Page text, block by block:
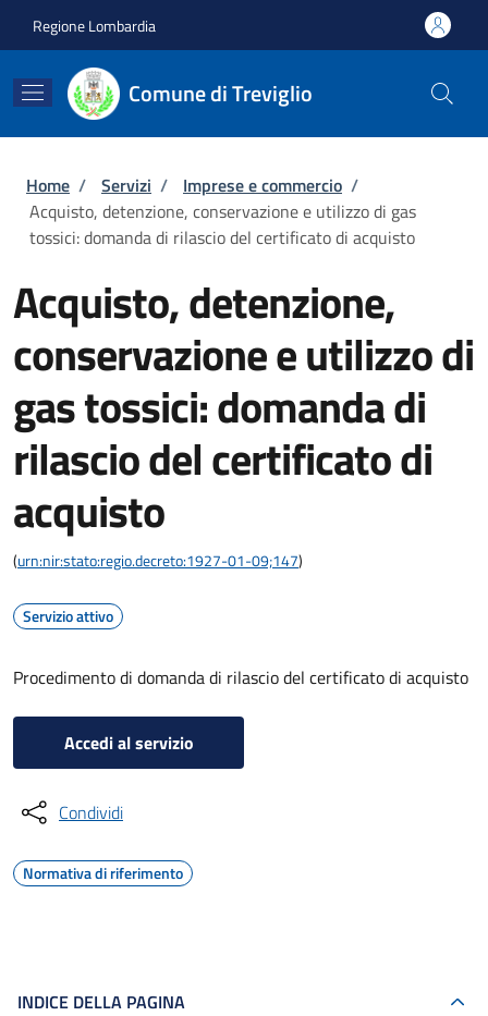
Regione Lombardia
Comune di Treviglio
Briciole di pane
Home / Servizi / Imprese e commercio /
Acquisto, detenzione, conservazione e utilizzo di gas
tossici: domanda di rilascio del certificato di acquisto
Acquisto, detenzione,
conservazione e utilizzo di
gas tossici: domanda di
rilascio del certificato di
acquisto
(urn:nir:stato:regio.decreto:1927-01-09;147)
Servizio attivo
Procedimento di domanda di rilascio del certificato di acquisto
Accedi al servizio
Condividi
Normativa di riferimento
INDICE DELLA PAGINA